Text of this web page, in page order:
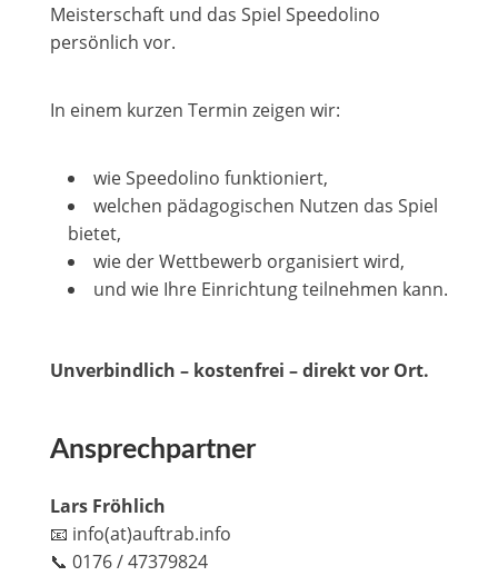
Meisterschaft und das Spiel Speedolino
persönlich vor.
In einem kurzen Termin zeigen wir:
wie Speedolino funktioniert,
welchen pädagogischen Nutzen das Spiel
bietet,
wie der Wettbewerb organisiert wird,
und wie Ihre Einrichtung teilnehmen kann.
Unverbindlich – kostenfrei – direkt vor Ort.
Ansprechpartner
Lars Fröhlich
📧 info(at)auftrab.info
📞 0176 / 47379824